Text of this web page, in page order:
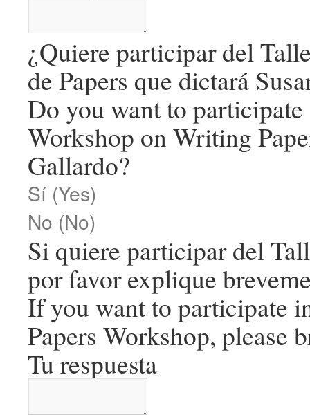
¿Quiere participar del
de Papers que dictará
Do you want to
Workshop on Writing
Gallardo?
Sí (Yes)
No (No)
Si quiere participar del
por favor explique
If you want to participate
Papers Workshop, please
Tu respuesta